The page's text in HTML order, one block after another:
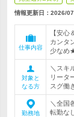
情報更新日：2026/
仕事内容
【安
カンタ
少なめ
対象と
なる方
＼スキ
リータ
スグ働
勤務地
＼全国
転勤な